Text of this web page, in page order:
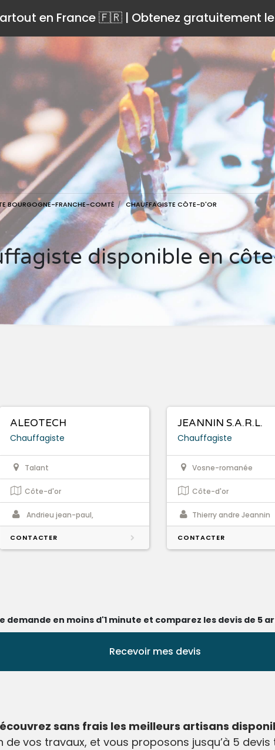
en France 🇫🇷 | Obtenez gratuitement
BOURGOGNE-FRANCHE-COMTÉ CHAUFFAGISTE CÔTE-D'OR
disponible en
ALEOTECH
Chauffagiste
Talant
Côte-d'or
Andrieu jean-paul,
CONTACTER
JEANNIN S.A.R.L.
Chauffagiste
Vosne-romanée
Côte-d'or
Thierry andre Jeannin
CONTACTER
demande en moins d'1 minute et comparez les devis de 5
Recevoir mes devis
sans frais les meilleurs artisans
vos travaux, et vous proposons jusqu’à 5